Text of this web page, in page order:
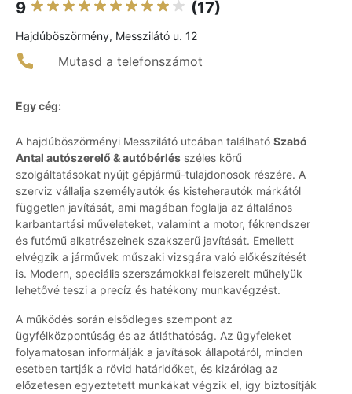
9 (17)
Hajdúböszörmény, Messzilátó u. 12
Mutasd a telefonszámot
Egy cég:
A hajdúböszörményi Messzilátó utcában található Szabó
Antal autószerelő & autóbérlés széles körű
szolgáltatásokat nyújt gépjármű-tulajdonosok részére. A
szerviz vállalja személyautók és kisteherautók márkától
független javítását, ami magában foglalja az általános
karbantartási műveleteket, valamint a motor, fékrendszer
és futómű alkatrészeinek szakszerű javítását. Emellett
elvégzik a járművek műszaki vizsgára való előkészítését
is. Modern, speciális szerszámokkal felszerelt műhelyük
lehetővé teszi a precíz és hatékony munkavégzést.
A működés során elsődleges szempont az
ügyfélközpontúság és az átláthatóság. Az ügyfeleket
folyamatosan informálják a javítások állapotáról, minden
esetben tartják a rövid határidőket, és kizárólag az
előzetesen egyeztetett munkákat végzik el, így biztosítják